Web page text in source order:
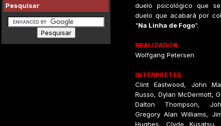
Pesquisar
duelo psicológico que
duelo que acabará por
"Na Linha de Fogo".
REALIZADOR
Wolfgang Petersen
INTÉRPRETES
Clint Eastwood, John
Russo, Dylan McDermott,
Dalton Thompson,
Gregory Alan Williams,
Hughes, Clyde Kusatsu,